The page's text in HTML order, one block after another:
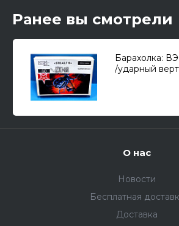
Ранее вы смотрели
Барахолка:
/ударный
О нас
Новости
Бесплатная
Доставка